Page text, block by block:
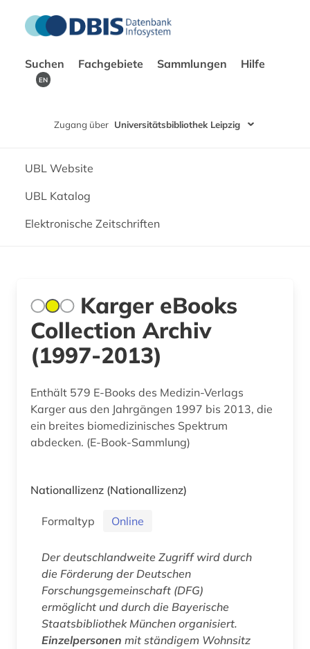
Suchen Fachgebiete Sammlungen Hilfe
EN
Zugang über Universitätsbibliothek Leipzig
UBL Website
UBL Katalog
Elektronische Zeitschriften
Karger eBooks
Collection Archiv
(1997-2013)
Enthält 579 E-Books des Medizin-Verlags
Karger aus den Jahrgängen 1997 bis 2013, die
ein breites biomedizinisches Spektrum
abdecken. (E-Book-Sammlung)
Nationallizenz (Nationallizenz)
Formaltyp Online
Der deutschlandweite Zugriff wird durch
die Förderung der Deutschen
Forschungsgemeinschaft (DFG)
ermöglicht und durch die Bayerische
Staatsbibliothek München organisiert.
Einzelpersonen mit ständigem Wohnsitz